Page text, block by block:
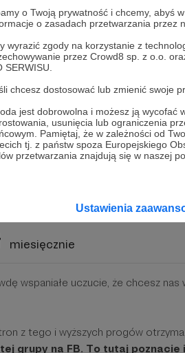
o Twoją prywatność i chcemy, abyś
o zasadach przetwarzania przez
wyrazić zgody na korzystanie z
przez Crowd8 sp. z o.o.
SERWISU.
chcesz dostosować lub zmienić swoje
jest dobrowolna i możesz ją wycofać
usunięcia lub ograniczenia
Pamiętaj, że w zależności od
tj. z państw spoza Europejskiego
przetwarzania znajdują się w naszej
Ustawienia
muzyką, filmami, działaniami
programową FKŻ. Jako pierwsi
o koncercie Szalom 2024. Będą
którzy w tym roku wystąpią na
współczesną muzykę żydowską
Wam też miejsce na
otrzymacie w liście od FKŻ(to
osobistym listem niż
miesięcznie
wspaniałe uczucie, że chcesz
z tego i wyższych progów otrzyma
grupy na FB. To tutaj poznacie